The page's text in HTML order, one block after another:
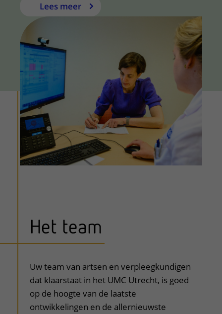
Lees meer
Het team
uitklapper, klik om te openen
Uw team van artsen en verpleegkundigen
dat klaarstaat in het UMC Utrecht, is goed
op de hoogte van de laatste
ontwikkelingen en de allernieuwste